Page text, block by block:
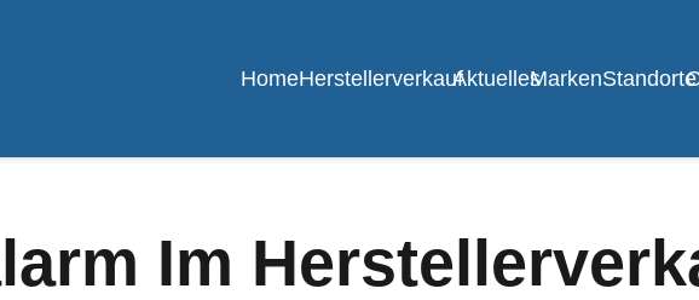
HomeHerstellerverkaufAktuellesMarkenStandorte
Im